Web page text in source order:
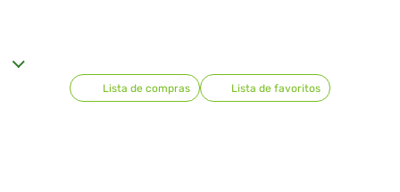
Lista de compras Lista de favoritos